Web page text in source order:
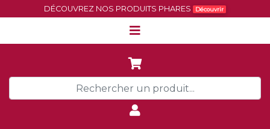
DÉCOUVREZ NOS PRODUITS PHARES Découvrir